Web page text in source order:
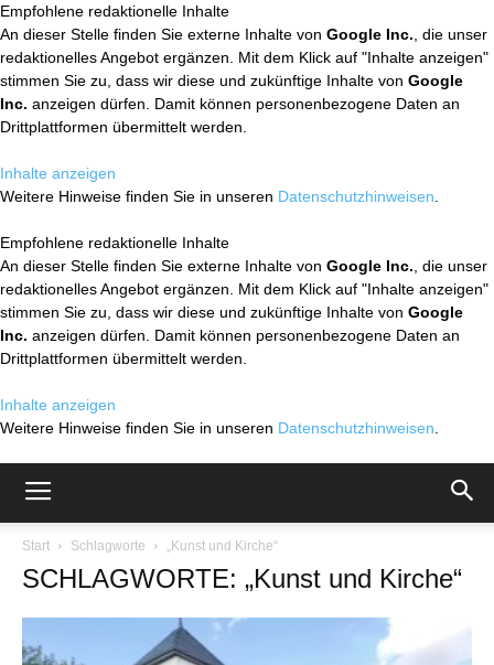
Empfohlene redaktionelle Inhalte
An dieser Stelle finden Sie externe Inhalte von Google Inc. , die unser
redaktionelles Angebot ergänzen. Mit dem Klick auf "Inhalte anzeigen"
stimmen Sie zu, dass wir diese und zukünftige Inhalte von Google
Inc. anzeigen dürfen. Damit können personenbezogene Daten an
Drittplattformen übermittelt werden.
Inhalte anzeigen
Weitere Hinweise finden Sie in unseren Datenschutzhinweisen
Empfohlene redaktionelle Inhalte
An dieser Stelle finden Sie externe Inhalte von Google Inc. , die unser
redaktionelles Angebot ergänzen. Mit dem Klick auf "Inhalte anzeigen"
stimmen Sie zu, dass wir diese und zukünftige Inhalte von Google
Inc. anzeigen dürfen. Damit können personenbezogene Daten an
Drittplattformen übermittelt werden.
Inhalte anzeigen
Weitere Hinweise finden Sie in unseren Datenschutzhinweisen
Start Schlagworte „Kunst und Kirche“
SCHLAGWORTE: „Kunst und Kirche“